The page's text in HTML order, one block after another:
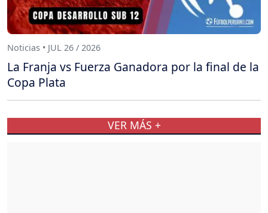
Noticias • JUL 26 / 2026
La Franja vs Fuerza Ganadora por la final de la
Copa Plata
VER MÁS +